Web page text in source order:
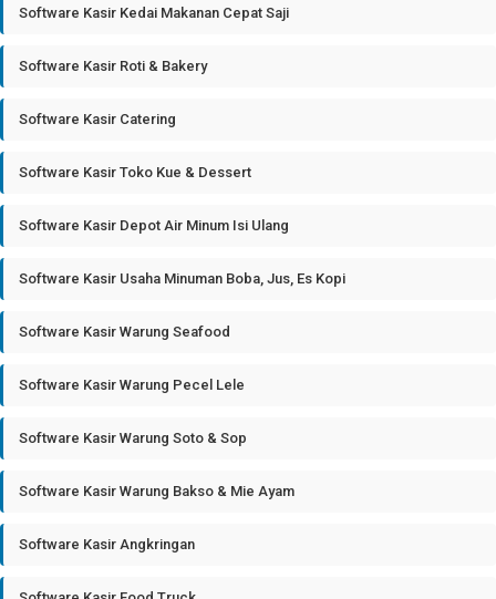
Software Kasir Kedai Makanan Cepat Saji
Software Kasir Roti & Bakery
Software Kasir Catering
Software Kasir Toko Kue & Dessert
Software Kasir Depot Air Minum Isi Ulang
Software Kasir Usaha Minuman Boba, Jus, Es Kopi
Software Kasir Warung Seafood
Software Kasir Warung Pecel Lele
Software Kasir Warung Soto & Sop
Software Kasir Warung Bakso & Mie Ayam
Software Kasir Angkringan